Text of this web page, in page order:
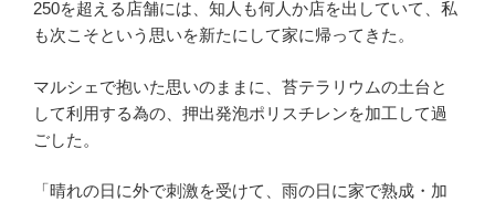
250を超える店舗には、知人も何人か店を出していて、私
も次こそという思いを新たにして家に帰ってきた。
マルシェで抱いた思いのままに、苔テラリウムの土台と
して利用する為の、押出発泡ポリスチレンを加工して過
ごした。
「晴れの日に外で刺激を受けて、雨の日に家で熟成・加